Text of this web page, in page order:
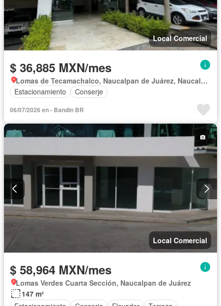
Local Comercial
$ 36,885 MXN/mes
Lomas de Tecamachalco, Naucalpan de Juárez, Naucalpan de Juárez
Estacionamiento
Conserje
06/07/2026 en - Bandin BR
Local Comercial
$ 58,964 MXN/mes
Lomas Verdes Cuarta Sección, Naucalpan de Juárez
147 m²